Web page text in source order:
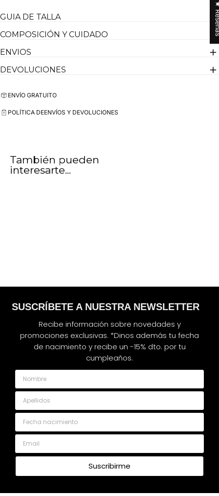
GUIA DE TALLA
COMPOSICIÓN Y CUIDADO
ENVIOS
DEVOLUCIONES
ENVÍO GRATUITO
POLÍTICA DEENVÍOS Y DEVOLUCIONES
También pueden
interesarte...
SUSCRÍBETE A NUESTRA NEWSLETTER
Recibe información sobre novedades y
promociones exclusivas. *Dinos además tu fecha
de nacimiento y recibe un -15% dto. por tu
cumpleaños.
Nombre
Apellidos
Fecha nacimiento
Email
Suscribirme
★